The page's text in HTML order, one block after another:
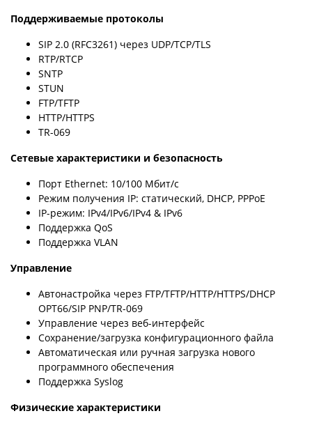
Поддерживаемые протоколы
SIP 2.0 (RFC3261) через UDP/TCP/TLS
RTP/RTCP
SNTP
STUN
FTP/TFTP
HTTP/HTTPS
TR-069
Сетевые характеристики и безопасность
Порт Ethernet: 10/100 Мбит/с
Режим получения IP: статический, DHCP, PPPoE
IP-режим: IPv4/IPv6/IPv4 & IPv6
Поддержка QoS
Поддержка VLAN
Управление
Автонастройка через FTP/TFTP/HTTP/HTTPS/DHCP
OPT66/SIP PNP/TR-069
Управление через веб-интерфейс
Сохранение/загрузка конфигурационного файла
Автоматическая или ручная загрузка нового
программного обеспечения
Поддержка Syslog
Физические характеристики